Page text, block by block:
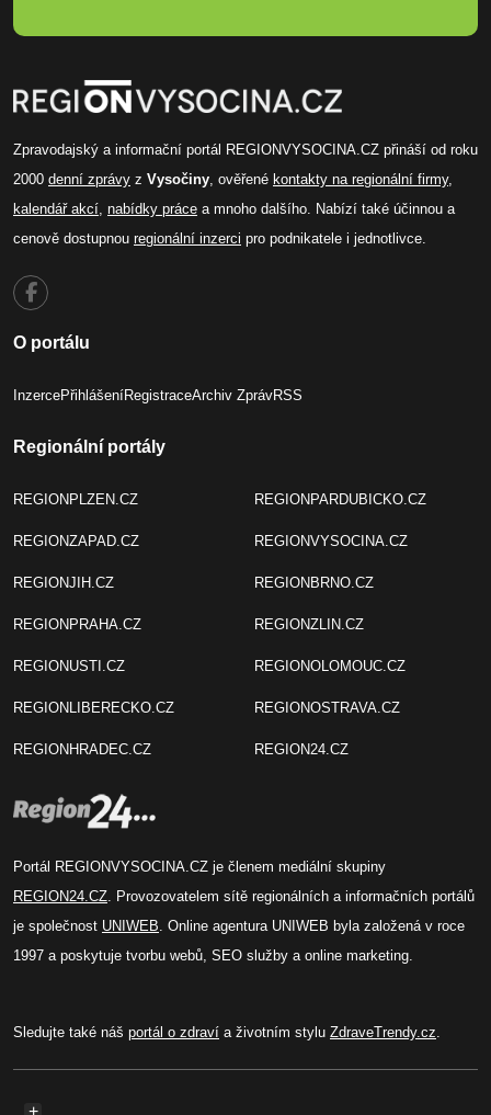
Zpravodajský a informační portál REGIONVYSOCINA.CZ přináší od roku
2000 denní zprávy z Vysočiny , ověřené kontakty na regionální firmy,
kalendář akcí nabídky práce a mnoho dalšího. Nabízí také účinnou a
cenově dostupnou regionální inzerci pro podnikatele i jednotlivce.
O portálu
InzercePřihlášeníRegistraceArchiv ZprávRSS
Regionální portály
REGIONPLZEN.CZ
REGIONZAPAD.CZ
REGIONJIH.CZ
REGIONPRAHA.CZ
REGIONUSTI.CZ
REGIONLIBERECKO.CZ
REGIONHRADEC.CZ
REGIONPARDUBICKO.CZ
REGIONVYSOCINA.CZ
REGIONBRNO.CZ
REGIONZLIN.CZ
REGIONOLOMOUC.CZ
REGIONOSTRAVA.CZ
REGION24.CZ
Portál REGIONVYSOCINA.CZ je členem mediální skupiny
REGION24.CZ . Provozovatelem sítě regionálních a informačních portálů
je společnost UNIWEB . Online agentura UNIWEB byla založená v roce
1997 a poskytuje tvorbu webů, SEO služby a online marketing.
Sledujte také náš portál o zdraví a životním stylu ZdraveTrendy.cz
+